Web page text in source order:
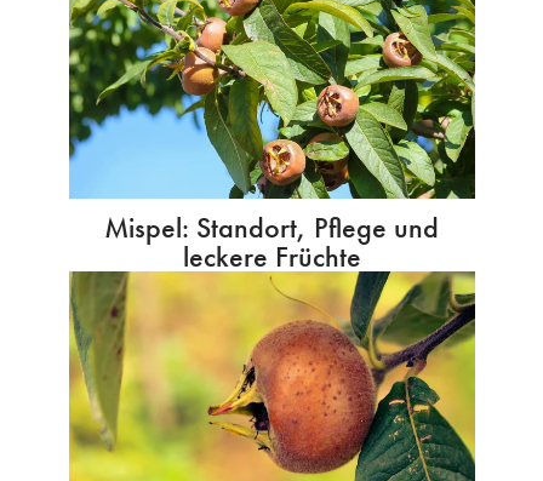
Mispel: Standort, Pflege und
leckere Früchte